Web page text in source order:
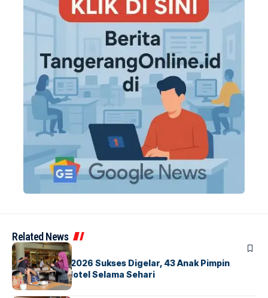
Related News
BERITAINDEX
GM For A Day 2026 Sukses Digelar, 43 Anak Pimpin
Operasional Hotel Selama Sehari